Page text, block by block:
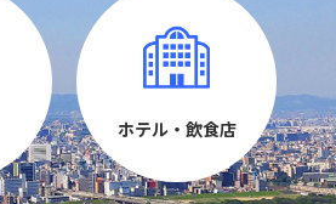
ホテル・飲食店